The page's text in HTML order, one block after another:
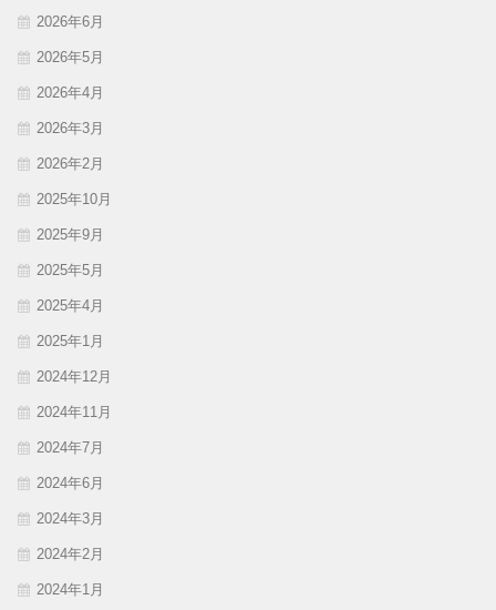
2026年6月
2026年5月
2026年4月
2026年3月
2026年2月
2025年10月
2025年9月
2025年5月
2025年4月
2025年1月
2024年12月
2024年11月
2024年7月
2024年6月
2024年3月
2024年2月
2024年1月